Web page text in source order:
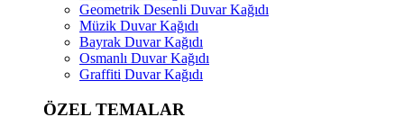
Geometrik Desenli Duvar Kağıdı
Müzik Duvar Kağıdı
Bayrak Duvar Kağıdı
Osmanlı Duvar Kağıdı
Graffiti Duvar Kağıdı
ÖZEL TEMALAR